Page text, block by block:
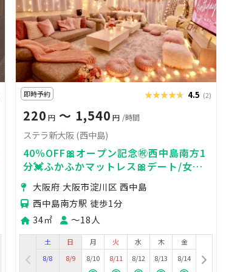
即時予約 ★★★★★
★★★★★ 4.5 (2)
220 円〜 1,540 円 /時間
ステラ新大阪 (西中島)
40％OFF🎀オープン記念㊗️西中島南方1
分💓ふかふかマットレス🎀デート/女子
会/誕生日会🥂映画鑑賞📺人気ゲームSw
大阪府 大阪市淀川区 西中島
西中島南方駅 徒歩1分
34㎡
〜18人
土
8/8
日
8/9
月
8/10
火
8/11
水
8/12
木
8/13
金
8/14